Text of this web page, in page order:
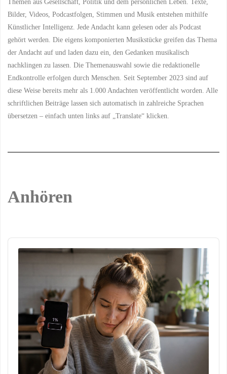
Bilder, Videos, Podcastfolgen, Stimmen und Musik entstehen mithilfe
Künstlicher Intelligenz. Jede Andacht kann gelesen oder als Podcast
gehört werden. Die eigens komponierten Musikstücke greifen das Thema
der Andacht auf und laden dazu ein, den Gedanken musikalisch
nachklingen zu lassen. Die Themenauswahl sowie die redaktionelle
Endkontrolle erfolgen durch Menschen. Seit September 2023 sind auf
diese Weise bereits mehr als 1.000 Andachten veröffentlicht worden. Alle
schriftlichen Beiträge lassen sich automatisch in zahlreiche Sprachen
übersetzen – einfach unten links auf „Translate“ klicken.
Anhören
Audio
Player